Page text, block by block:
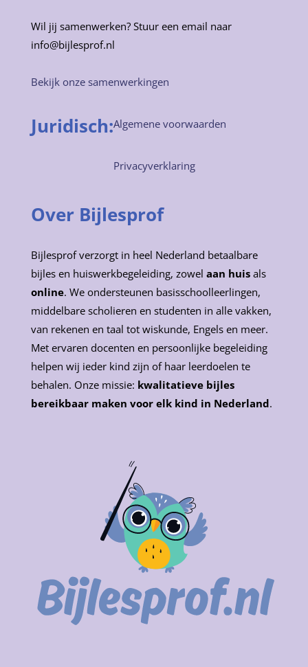
Wil jij samenwerken? Stuur een email naar
info@bijlesprof.nl
Bekijk onze samenwerkingen
Juridisch:Algemene voorwaarden
Privacyverklaring
Over Bijlesprof
Bijlesprof verzorgt in heel Nederland betaalbare
bijles en huiswerkbegeleiding, zowel aan huisals
online. We ondersteunen basisschoolleerlingen,
middelbare scholieren en studenten in alle vakken,
van rekenen en taal tot wiskunde, Engels en meer.
Met ervaren docenten en persoonlijke begeleiding
helpen wij ieder kind zijn of haar leerdoelen te
behalen. Onze missie: kwalitatieve bijles
bereikbaar maken voor elk kind in Nederland.